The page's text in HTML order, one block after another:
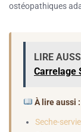
ostéopathiques
LIRE
Carrelage
À lire aussi :
Seche-